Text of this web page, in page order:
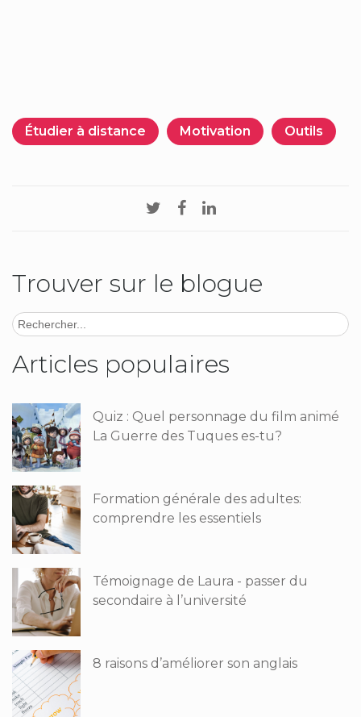
Étudier à distance Motivation Outils
Trouver sur le blogue
Articles populaires
Quiz : Quel personnage du film animé
La Guerre des Tuques es-tu?
Formation générale des adultes:
comprendre les essentiels
Témoignage de Laura - passer du
secondaire à l’université
8 raisons d’améliorer son anglais